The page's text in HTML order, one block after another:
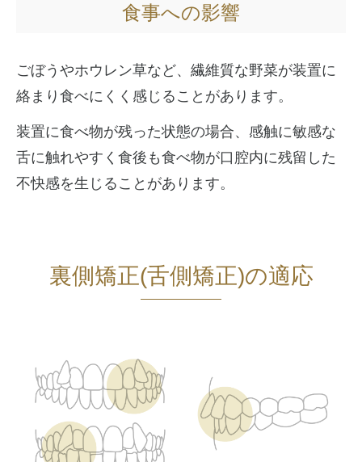
食事への影響
ごぼうやホウレン草など、繊維質な野菜が装置に
絡まり食べにくく感じることがあります。
装置に食べ物が残った状態の場合、感触に敏感な
舌に触れやすく食後も食べ物が口腔内に残留した
不快感を生じることがあります。
裏側矯正(舌側矯正)の適応